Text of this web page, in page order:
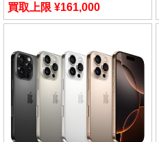
買取上限 ¥161,000